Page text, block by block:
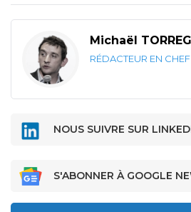
Michaël
RÉDACTEUR EN CHEF
NOUS SUIVRE SUR
S'ABONNER À GOOGLE